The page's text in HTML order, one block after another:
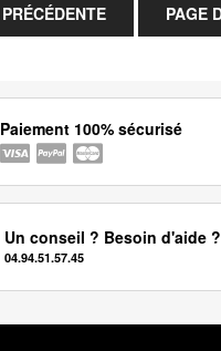
Paiement 100% sécurisé
Un conseil ? Besoin d'aide ?
04.94.51.57.45